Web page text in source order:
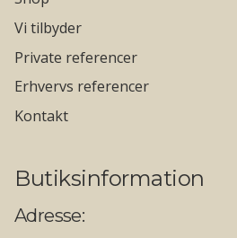
Vi tilbyder
Private referencer
Erhvervs referencer
Kontakt
Butiksinformation
Adresse: